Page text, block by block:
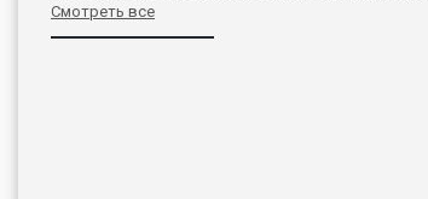
Смотреть все